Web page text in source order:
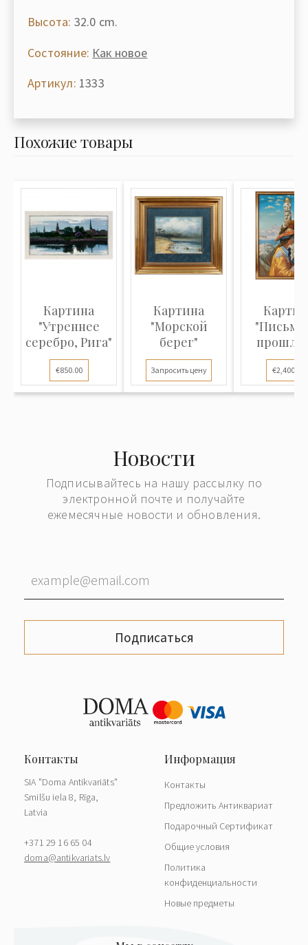
Высота: 32.0 cm.
Состояние: Как новое
Артикул: 1333
Похожие товары
Картина
"Утреннее
серебро, Рига"
€850.00
Картина
"Морской
берег"
Запросить цену
"Письмо
€2,400.00
Новости
Подписывайтесь на нашу рассылку по
электронной почте и получайте
ежемесячные новости и обновления.
Подписаться
SIA "Doma Antikvariāts"
Smilšu iela 8, Rīga,
Latvia
+371 29 16 65 04
doma@antikvariats.lv
Контакты
Предложить Антиквариат
Подарочный Сертификат
Общие условия
Политика
конфиденциальности
Новые предметы